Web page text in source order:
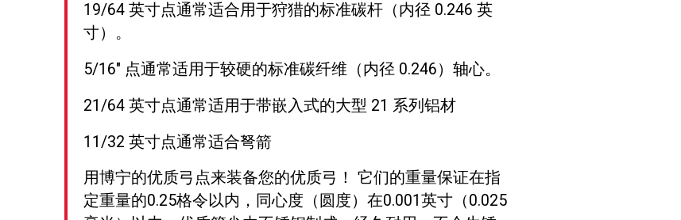
19/64 英寸点通常适合用于狩猎的标准碳杆（内径 0.246 英
寸）。
5/16″ 点通常适用于较硬的标准碳纤维（内径 0.246）轴心。
21/64 英寸点通常适用于带嵌入式的大型 21 系列铝材
11/32 英寸点通常适合弩箭
用博宁的优质弓点来装备您的优质弓！
它们的重量保证在指
定重量的0.25格令以内，同心度（圆度）在0.001英寸（0.025